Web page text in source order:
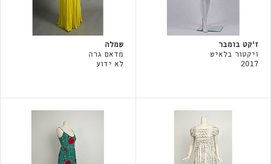
ז'קט בומבר
ויקטור בלאיש
2017
שמלה
מדאם גרה
לא ידוע